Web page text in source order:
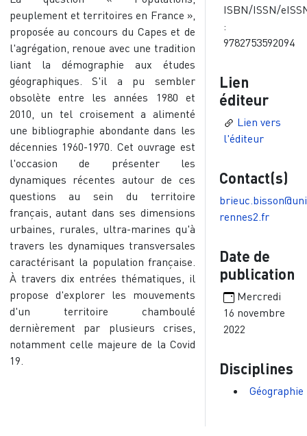
peuplement et territoires en France »,
proposée au concours du Capes et de
l'agrégation, renoue avec une tradition
liant la démographie aux études
géographiques. S'il a pu sembler
obsolète entre les années 1980 et
2010, un tel croisement a alimenté
une bibliographie abondante dans les
décennies 1960-1970. Cet ouvrage est
l'occasion de présenter les
dynamiques récentes autour de ces
questions au sein du territoire
français, autant dans ses dimensions
urbaines, rurales, ultra-marines qu'à
travers les dynamiques transversales
caractérisant la population française.
À travers dix entrées thématiques, il
propose d'explorer les mouvements
d'un territoire chamboulé
dernièrement par plusieurs crises,
notamment celle majeure de la Covid
19.
ISBN/ISSN/
:
9782753592094
Lien
éditeur
Lien vers
l'éditeur
Contact(s)
rennes2.fr
Date de
publication
Mercredi
16 novembre
2022
Disciplines
Géographie